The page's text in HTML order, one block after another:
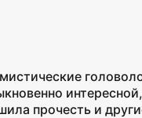
прочесть и